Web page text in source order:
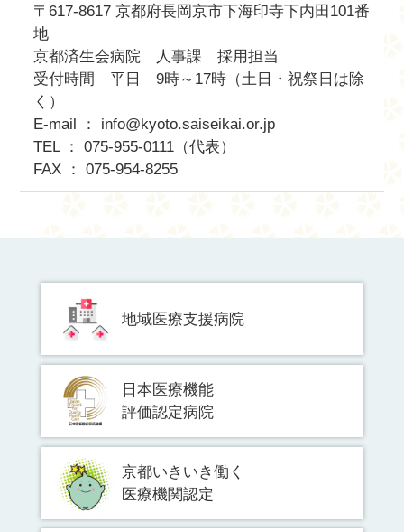
〒617-8617 京都府長岡京市下海印寺下内田101番
地
京都済生会病院 人事課 採用担当
受付時間 平日 9時～17時（土日・祝祭日は除
く）
E-mail ： info@kyoto.saiseikai.or.jp
TEL ： 075-955-0111（代表）
FAX ： 075-954-8255
地域医療支援病院
日本医療機能
評価認定病院
京都いきいき働く
医療機関認定